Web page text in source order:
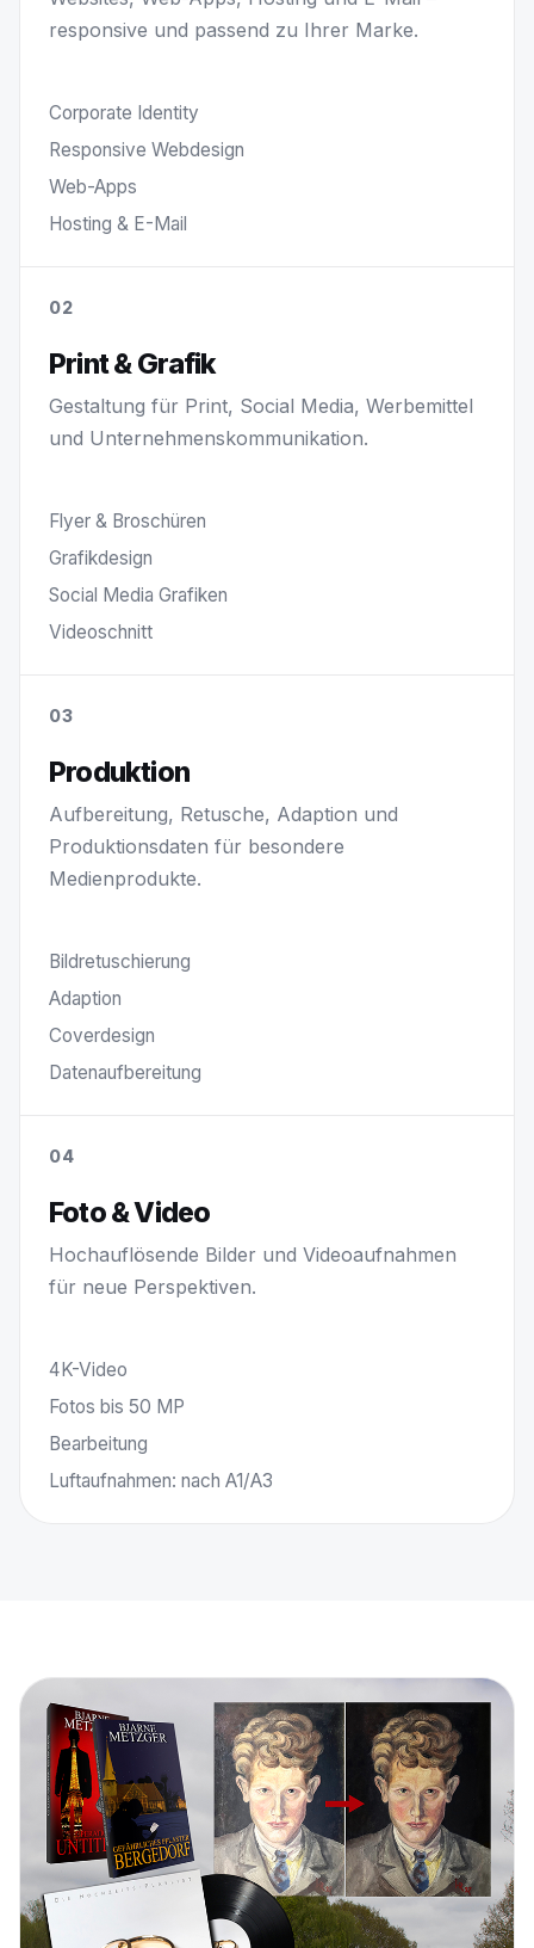
responsive und passend zu Ihrer Marke.
Corporate Identity
Responsive Webdesign
Web-Apps
Hosting & E-Mail
02
Print & Grafik
Gestaltung für Print, Social Media, Werbemittel
und Unternehmenskommunikation.
Flyer & Broschüren
Grafikdesign
Social Media Grafiken
Videoschnitt
03
Produktion
Aufbereitung, Retusche, Adaption und
Produktionsdaten für besondere
Medienprodukte.
Bildretuschierung
Adaption
Coverdesign
Datenaufbereitung
04
Foto & Video
Hochauflösende Bilder und Videoaufnahmen
für neue Perspektiven.
4K-Video
Fotos bis 50 MP
Bearbeitung
Luftaufnahmen: nach A1/A3